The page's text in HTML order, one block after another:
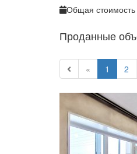
Общая
Проданные
« 1 2